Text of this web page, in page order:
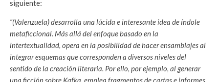
siguiente:
“(Valenzuela) desarrolla una lúcida e interesante idea de índole
metaficcional. Más allá del enfoque basado en la
intertextualidad, opera en la posibilidad de hacer ensamblajes al
integrar esquemas que corresponden a diversos niveles del
sentido de la creación literaria. Por ello, por ejemplo, al generar
una ficción sobre Kafka, emplea fragmentos de cartas e informes